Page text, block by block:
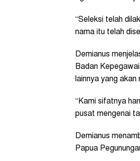
“Seleksi telah
nama itu telah
Demianus
Badan
lainnya yang
“Kami sifatnya
pusat mengenai
Demianus
Papua